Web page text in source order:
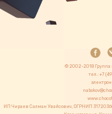
© 2002-2018 Группа
тел.: +7
ИП Чираев Салман Увайсович, ОГРНИП